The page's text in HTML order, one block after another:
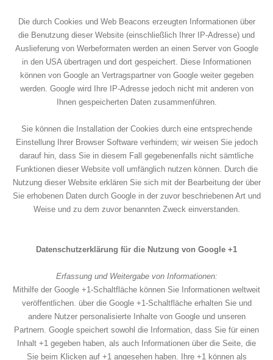
Die durch Cookies und Web Beacons erzeugten Informationen über
die Benutzung dieser Website (einschließlich Ihrer IP-Adresse) und
Auslieferung von Werbeformaten werden an einen Server von Google
in den USA übertragen und dort gespeichert. Diese Informationen
können von Google an Vertragspartner von Google weiter gegeben
werden. Google wird Ihre IP-Adresse jedoch nicht mit anderen von
Ihnen gespeicherten Daten zusammenführen.
Sie können die Installation der Cookies durch eine entsprechende
Einstellung Ihrer Browser Software verhindern; wir weisen Sie jedoch
darauf hin, dass Sie in diesem Fall gegebenenfalls nicht sämtliche
Funktionen dieser Website voll umfänglich nutzen können. Durch die
Nutzung dieser Website erklären Sie sich mit der Bearbeitung der über
Sie erhobenen Daten durch Google in der zuvor beschriebenen Art und
Weise und zu dem zuvor benannten Zweck einverstanden.
Datenschutzerklärung für die Nutzung von Google +1
Erfassung und Weitergabe von Informationen:
Mithilfe der Google +1-Schaltfläche können Sie Informationen weltweit
veröffentlichen. über die Google +1-Schaltfläche erhalten Sie und
andere Nutzer personalisierte Inhalte von Google und unseren
Partnern. Google speichert sowohl die Information, dass Sie für einen
Inhalt +1 gegeben haben, als auch Informationen über die Seite, die
Sie beim Klicken auf +1 angesehen haben. Ihre +1 können als